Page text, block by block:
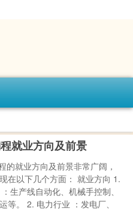
就业方向及前景
的就业方向及前景非常广阔，
在以下几个方面： 就业方向 1.
生产线自动化、机械手控制、
等。 2. 电力行业 ：发电厂、